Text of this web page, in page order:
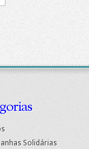
Solidárias